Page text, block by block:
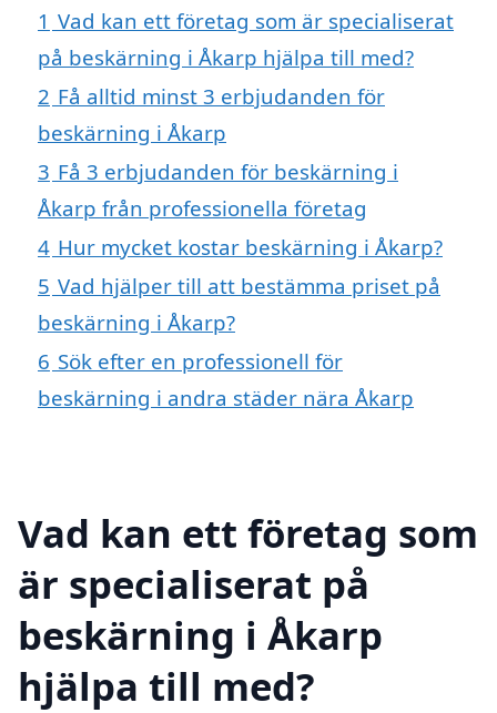
1 Vad kan ett företag som är specialiserat
på beskärning i Åkarp hjälpa till med?
2 Få alltid minst 3 erbjudanden för
beskärning i Åkarp
3 Få 3 erbjudanden för beskärning i
Åkarp från professionella företag
4 Hur mycket kostar beskärning i Åkarp?
5 Vad hjälper till att bestämma priset på
beskärning i Åkarp?
6 Sök efter en professionell för
beskärning i andra städer nära Åkarp
Vad kan ett företag som
är specialiserat på
beskärning i Åkarp
hjälpa till med?